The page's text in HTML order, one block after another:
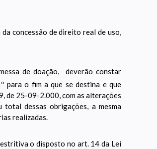
concessão de direito real de uso,
de doação, deverão constar
para o fim a que se destina e que
de 25-09-2.000, com as alterações
dessas obrigações, a mesma
realizadas.
o disposto no art. 14 da Lei